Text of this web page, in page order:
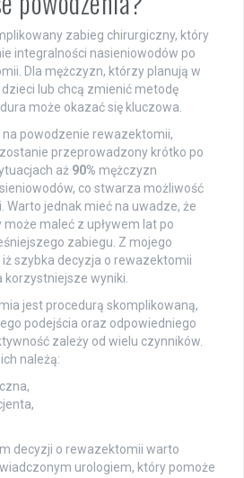
zabieg chirurgiczny, który
integralności nasieniowodów po
Dla mężczyzn, którzy planują w
lub chcą zmienić metodę
może okazać się kluczowa.
powodzenie rewazektomii,
przeprowadzony krótko po
aż 90% mężczyzn
co stwarza możliwość
Warto jednak mieć na uwadze, że
maleć z upływem lat po
zabiegu. Z mojego
szybka decyzja o rewazektomii
korzystniejsze wyniki.
jest procedurą skomplikowaną,
podejścia oraz odpowiedniego
zależy od wielu czynników.
należą:
decyzji o rewazektomii warto
urologiem, który pomoże